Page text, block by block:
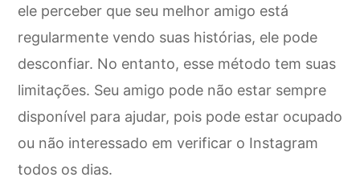
ele perceber que seu melhor amigo está
regularmente vendo suas histórias, ele pode
desconfiar. No entanto, esse método tem suas
limitações. Seu amigo pode não estar sempre
disponível para ajudar, pois pode estar ocupado
ou não interessado em verificar o Instagram
todos os dias.